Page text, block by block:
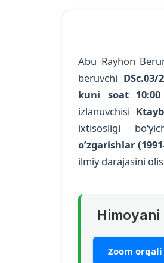
Abu Rayhon
beruvchi DSc.03/
kuni soat
izlanuvchisi
ixtisosligi
oʼzgarishlar
ilmiy darajasini
Himoyani
Zoom